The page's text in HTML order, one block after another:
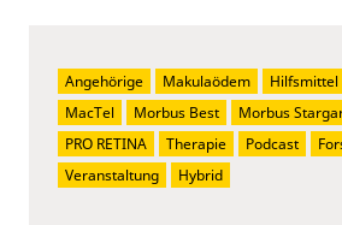
Angehörige Makulaödem Hilfsmittel
MacTel
Morbus Best Morbus
PRO RETINA
Therapie Podcast
Veranstaltung
Hybrid